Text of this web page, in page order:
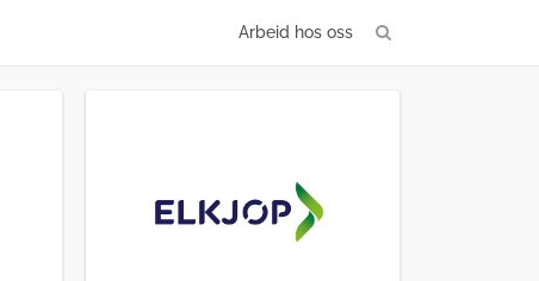
Arbeid hos oss